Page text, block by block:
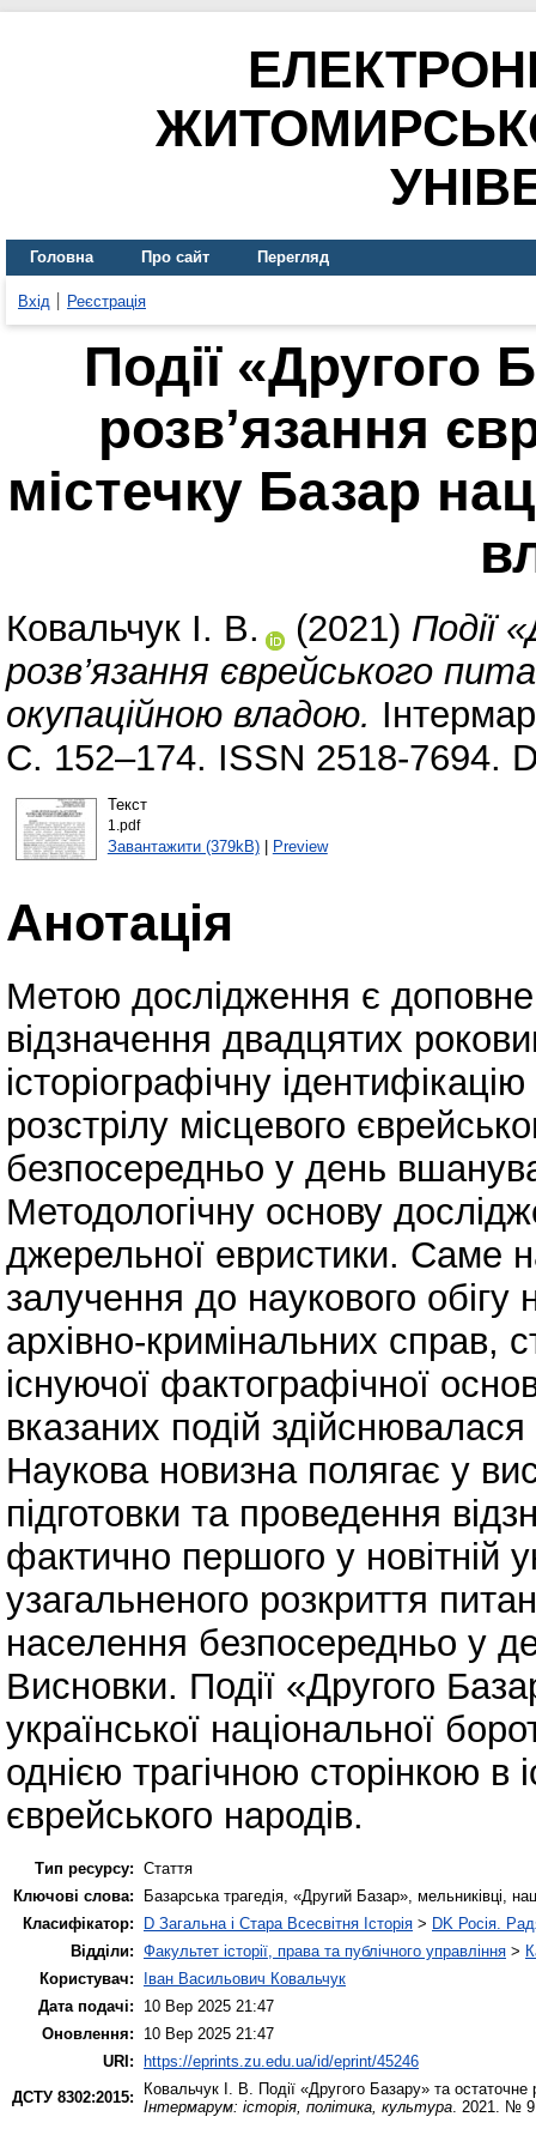
Головна Про сайт Перегляд
Вхід Реєстрація
Події «Другого
розв’язання
містечку Базар
Ковальчук І. В. (2021) Події
розв’язання єврейського
окупаційною владою.
С. 152–174. ISSN 2518-7694.
Текст
1.pdf
Завантажити (379kB)| Preview
Анотація
Метою дослідження є
відзначення двадцятих
історіографічну
розстрілу місцевого
безпосередньо у день
Методологічну основу
джерельної евристики. Саме
залучення до наукового
архівно-кримінальних
існуючої фактографічної
вказаних подій
Наукова новизна полягає у
підготовки та проведення
фактично першого у новітній
узагальненого розкриття
населення безпосередньо у
Висновки. Події «Другого
української національної
однією трагічною сторінкою в
єврейського народів.
Тип ресурсу: Стаття
Ключові слова:
Базарська трагедія, «Другий Базар», мельниківці,
Класифікатор:
D Загальна і Стара Всесвітня Історія > DK Росія.
Відділи: Факультет історії, права та публічного управління >
Користувач:
Іван Васильович Ковальчук
Дата подачі:
10 Вер 2025 21:47
Оновлення:
10 Вер 2025 21:47
URI: https://eprints.zu.edu.ua/id/eprint/45246
ДСТУ 8302:2015:
Ковальчук І. В.
Події «Другого Базару» та
Інтермарум: історія, політика, культура . 2021. №